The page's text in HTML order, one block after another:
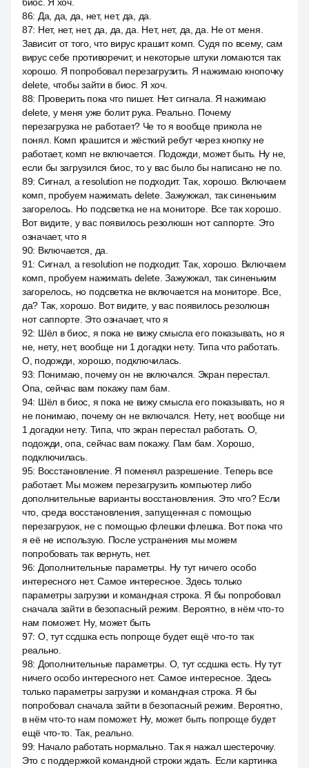
86: Да, да, да, нет, нет, да, да.
87: Нет, нет, нет, да, да, да. Нет, нет, да, да. Не от меня.
Зависит от того, что вирус крашит комп. Судя по всему, сам
вирус себе противоречит, и некоторые штуки ломаются так
хорошо. Я попробовал перезагрузить. Я нажимаю кнопочку
delete, чтобы зайти в биос. Я хоч.
88: Проверить пока что пишет. Нет сигнала. Я нажимаю
delete, у меня уже болит рука. Реально. Почему
перезагрузка не работает? Че то я вообще прикола не
понял. Комп крашится и жёсткий ребут через кнопку не
работает, комп не включается. Подожди, может быть. Ну не,
если бы загрузился биос, то у вас было бы написано не no.
89: Сигнал, а resolution не подходит. Так, хорошо. Включаем
комп, пробуем нажимать delete. Зажужжал, так синеньким
загорелось. Но подсветка не на мониторе. Все так хорошо.
Вот видите, у вас появилось резолюшн нот саппорте. Это
означает, что я
90: Включается, да.
91: Сигнал, а resolution не подходит. Так, хорошо. Включаем
комп, пробуем нажимать delete. Зажужжал, так синеньким
загорелось, но подсветка не включается на мониторе. Все,
да? Так, хорошо. Вот видите, у вас появилось резолюшн
нот саппорте. Это означает, что я
92: Шёл в биос, я пока не вижу смысла его показывать, но я
не, нету, нет, вообще ни 1 догадки нету. Типа что работать.
О, подожди, хорошо, подключилась.
93: Понимаю, почему он не включался. Экран перестал.
Опа, сейчас вам покажу пам бам.
94: Шёл в биос, я пока не вижу смысла его показывать, но я
не понимаю, почему он не включался. Нету, нет, вообще ни
1 догадки нету. Типа, что экран перестал работать. О,
подожди, опа, сейчас вам покажу. Пам бам. Хорошо,
подключилась.
95: Восстановление. Я поменял разрешение. Теперь все
работает. Мы можем перезагрузить компьютер либо
дополнительные варианты восстановления. Это что? Если
что, среда восстановления, запущенная с помощью
перезагрузок, не с помощью флешки флешка. Вот пока что
я её не использую. После устранения мы можем
попробовать так вернуть, нет.
96: Дополнительные параметры. Ну тут ничего особо
интересного нет. Самое интересное. Здесь только
параметры загрузки и командная строка. Я бы попробовал
сначала зайти в безопасный режим. Вероятно, в нём что-то
нам поможет. Ну, может быть
97: О, тут ссдшка есть попроще будет ещё что-то так
реально.
98: Дополнительные параметры. О, тут ссдшка есть. Ну тут
ничего особо интересного нет. Самое интересное. Здесь
только параметры загрузки и командная строка. Я бы
попробовал сначала зайти в безопасный режим. Вероятно,
в нём что-то нам поможет. Ну, может быть попроще будет
ещё что-то. Так, реально.
99: Начало работать нормально. Так я нажал шестерочку.
Это с поддержкой командной строки ждать. Если картинка